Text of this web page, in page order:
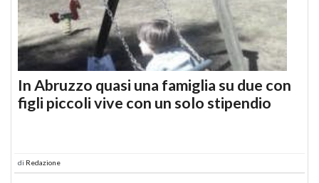
In Abruzzo quasi una famiglia su due con
figli piccoli vive con un solo stipendio
di Redazione